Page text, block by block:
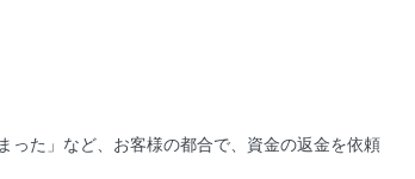
った」など、お客様の都合で、資金の返金を依頼